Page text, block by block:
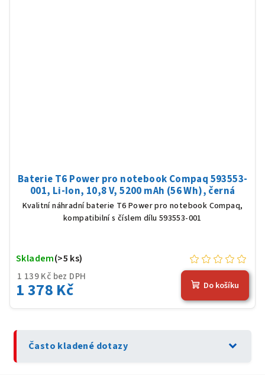
Baterie T6 Power pro notebook Compaq 593553-
001, Li-Ion, 10,8 V, 5200 mAh (56 Wh), černá
Kvalitní náhradní baterie T6 Power pro notebook Compaq,
kompatibilní s číslem dílu 593553-001
1 139 Kč bez DPH
1 378 Kč
Skladem(>5 ks)
Do košíku
Často kladené dotazy expand_more